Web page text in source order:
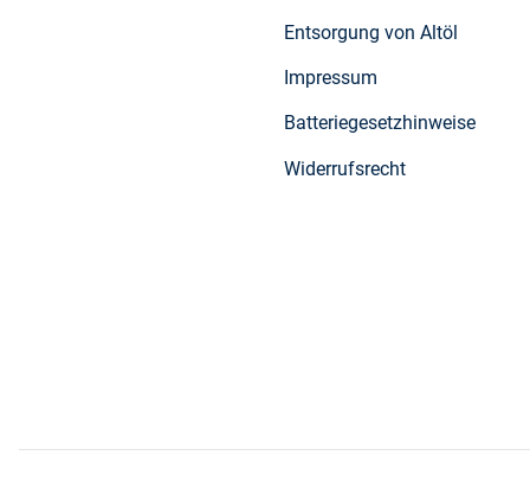
Entsorgung von Altöl
Impressum
Batteriegesetzhinweise
Widerrufsrecht